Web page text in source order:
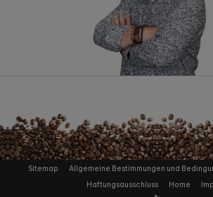
Sitemap Allgemeine Bestimmungen und
Haftungsausschluss
Home